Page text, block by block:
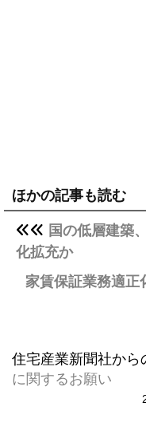
ほかの記事も読む
国の低層建築
化拡充か
家賃保証業務適正
住宅産業新聞社から
に関するお願い